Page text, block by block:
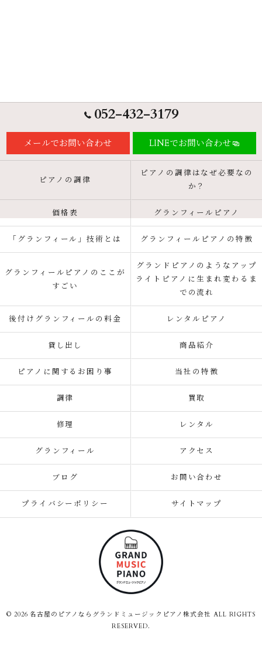
052-432-3179
メールでお問い合わせ LINEでお問い合わせ
ピアノの調律
ピアノの調律はなぜ必要なの
か？
価格表 グランフィールピアノ
「グランフィール」技術とは グランフィールピアノの特徴
グランフィールピアノのここが
すごい
グランドピアノのようなアップ
ライトピアノに生まれ変わるま
での流れ
後付けグランフィールの料金 レンタルピアノ
貸し出し 商品紹介
ピアノに関するお困り事 当社の特徴
調律 買取
修理 レンタル
グランフィール アクセス
ブログ お問い合わせ
プライバシーポリシー サイトマップ
© 2026 名古屋のピアノならグランドミュージックピアノ株式会社 ALL RIGHTS
RESERVED.